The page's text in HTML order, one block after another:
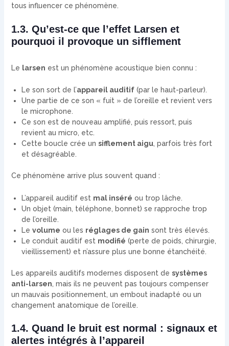
tous influencer ce phénomène.
1.3. Qu’est-ce que l’effet Larsen et
pourquoi il provoque un sifflement
Le larsen est un phénomène acoustique bien connu :
Le son sort de l’appareil auditif(par le haut-parleur).
Une partie de ce son « fuit » de l’oreille et revient vers
le microphone.
Ce son est de nouveau amplifié, puis ressort, puis
revient au micro, etc.
Cette boucle crée un sifflement aigu, parfois très fort
et désagréable.
Ce phénomène arrive plus souvent quand :
L’appareil auditif est mal inséré ou trop lâche.
Un objet (main, téléphone, bonnet) se rapproche trop
de l’oreille.
Le volume ou les réglages de gain sont très élevés.
Le conduit auditif est modifié (perte de poids, chirurgie,
vieillissement) et n’assure plus une bonne étanchéité.
Les appareils auditifs modernes disposent de systèmes
anti-larsen, mais ils ne peuvent pas toujours compenser
un mauvais positionnement, un embout inadapté ou un
changement anatomique de l’oreille.
1.4. Quand le bruit est normal : signaux et
alertes intégrés à l’appareil